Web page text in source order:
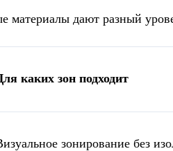
материалы дают разный
каких зон подходит
зонирование без